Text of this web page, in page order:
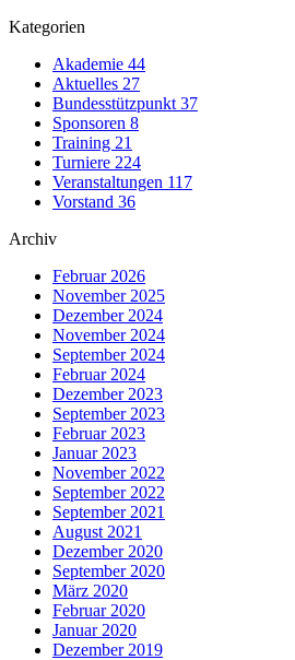
Kategorien
Akademie 44
Aktuelles 27
Bundesstützpunkt 37
Sponsoren 8
Training 21
Turniere 224
Veranstaltungen 117
Vorstand 36
Archiv
Februar 2026
November 2025
Dezember 2024
November 2024
September 2024
Februar 2024
Dezember 2023
September 2023
Februar 2023
Januar 2023
November 2022
September 2022
September 2021
August 2021
Dezember 2020
September 2020
März 2020
Februar 2020
Januar 2020
Dezember 2019